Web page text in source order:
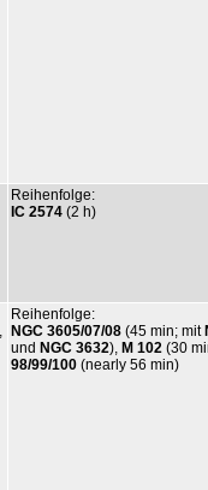
Reihenfolge:
IC 2574 (2 h)
Reihenfolge:
NGC 3605/07/08 (45 min; mit
und NGC 3632), M 102 (30
98/99/100 (nearly 56 min)